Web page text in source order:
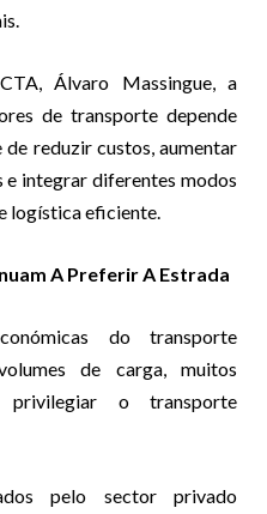
Álvaro Massingue, a
de transporte depende
reduzir custos, aumentar
integrar diferentes modos
logística eficiente.
A Preferir A Estrada
do transporte
de carga, muitos
privilegiar o transporte
pelo sector privado